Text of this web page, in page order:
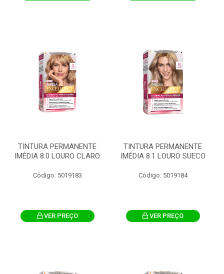
TINTURA PERMANENTE
IMÉDIA 8.0 LOURO CLARO
Código: 5019183
VER PREÇO
TINTURA PERMANENTE
IMÉDIA 8.1 LOURO SUECO
Código: 5019184
VER PREÇO